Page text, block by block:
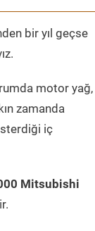
bir yıl geçse
motor yağ,
zamanda
iç
Mitsubishi